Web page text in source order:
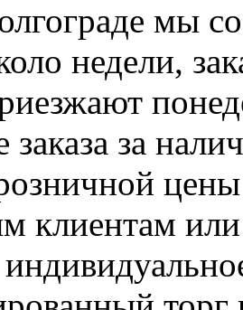
мы
недели,
заказа за
клиентам